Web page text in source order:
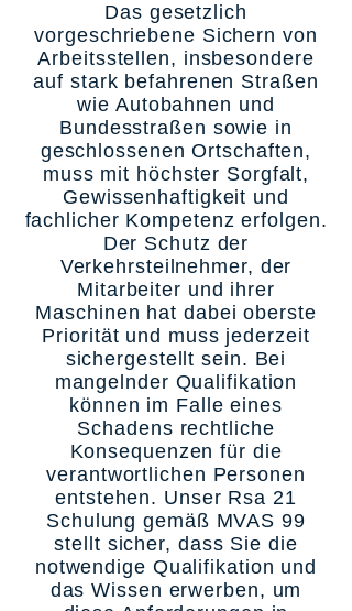
Das gesetzlich
vorgeschriebene Sichern von
Arbeitsstellen, insbesondere
auf stark befahrenen Straßen
wie Autobahnen und
Bundesstraßen sowie in
geschlossenen Ortschaften,
muss mit höchster Sorgfalt,
Gewissenhaftigkeit und
fachlicher Kompetenz erfolgen.
Der Schutz der
Verkehrsteilnehmer, der
Mitarbeiter und ihrer
Maschinen hat dabei oberste
Priorität und muss jederzeit
sichergestellt sein. Bei
mangelnder Qualifikation
können im Falle eines
Schadens rechtliche
Konsequenzen für die
verantwortlichen Personen
entstehen. Unser Rsa 21
Schulung gemäß MVAS 99
stellt sicher, dass Sie die
notwendige Qualifikation und
das Wissen erwerben, um